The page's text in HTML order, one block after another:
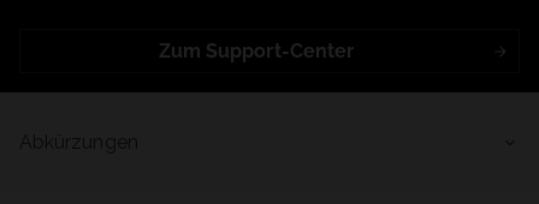
Zum Support-Center